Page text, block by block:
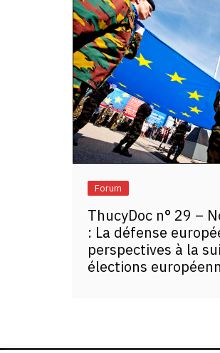
Forum
ThucyDoc n° 29 –
: La défense
perspectives à la
élections